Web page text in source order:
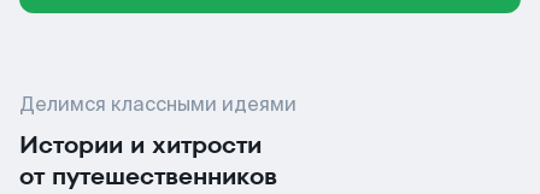
Делимся классными идеями
Истории и хитрости
от путешественников